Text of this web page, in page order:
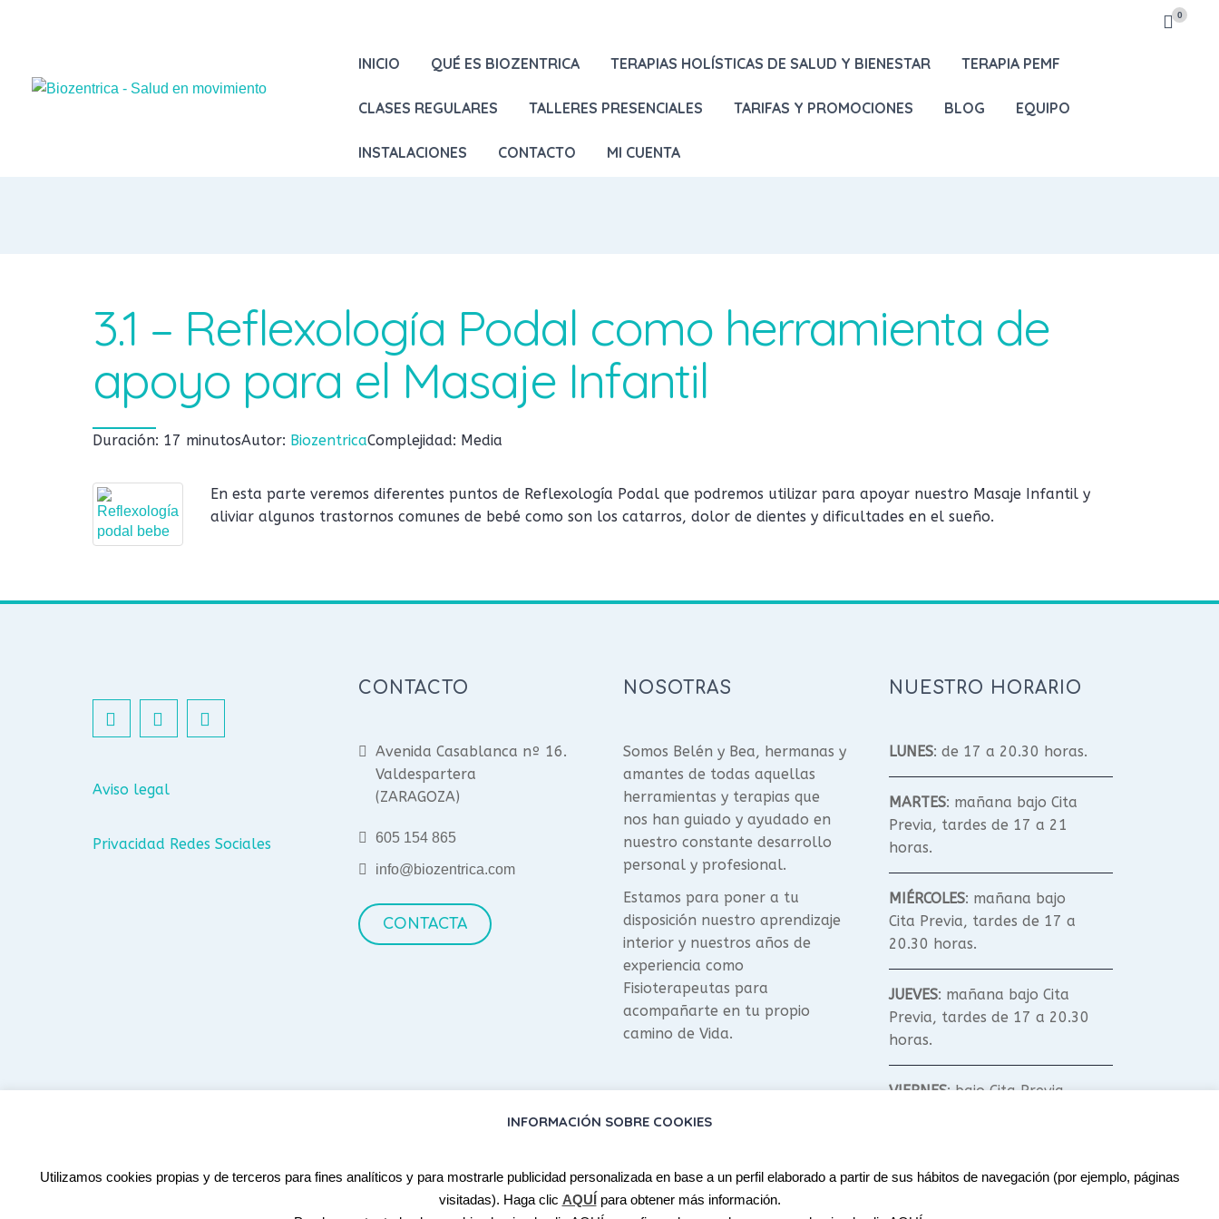
0
INICIO QUÉ ES BIOZENTRICA TERAPIAS HOLÍSTICAS DE SALUD Y BIENESTAR TERAPIA PEMF
CLASES REGULARES TALLERES PRESENCIALES TARIFAS Y PROMOCIONES BLOG EQUIPO
INSTALACIONES CONTACTO MI CUENTA
3.1 – Reflexología Podal como herramienta de
apoyo para el Masaje Infantil
Duración: 17 minutosAutor: BiozentricaComplejidad: Media
En esta parte veremos diferentes puntos de Reflexología Podal que podremos utilizar para apoyar nuestro Masaje Infantil y
aliviar algunos trastornos comunes de bebé como son los catarros, dolor de dientes y dificultades en el sueño.
Aviso legal
Privacidad Redes Sociales
CONTACTO
Avenida Casablanca nº 16.
Valdespartera
(ZARAGOZA)
605 154 865
info@biozentrica.com
CONTACTA
NOSOTRAS
Somos Belén y Bea, hermanas y
amantes de todas aquellas
herramientas y terapias que
nos han guiado y ayudado en
nuestro constante desarrollo
personal y profesional.
Estamos para poner a tu
disposición nuestro aprendizaje
interior y nuestros años de
experiencia como
Fisioterapeutas para
acompañarte en tu propio
camino de Vida.
NUESTRO HORARIO
LUNES: de 17 a 20.30 horas.
MARTES: mañana bajo Cita
Previa, tardes de 17 a 21
horas.
MIÉRCOLES: mañana bajo
Cita Previa, tardes de 17 a
20.30 horas.
JUEVES: mañana bajo Cita
Previa, tardes de 17 a 20.30
horas.
VIERNES: bajo Cita Previa.
INFORMACIÓN SOBRE COOKIES
Utilizamos cookies propias y de terceros para fines analíticos y para mostrarle publicidad personalizada en base a un perfil elaborado a partir de sus hábitos de navegación (por ejemplo, páginas
visitadas). Haga clic AQUÍpara obtener más información.